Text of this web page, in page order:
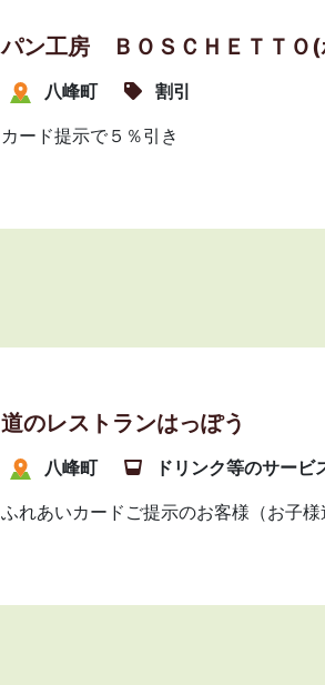
パン工房 ＢＯＳＣＨＥＴＴＯ(
八峰町
割引
カード提示で５％引き
道のレストランはっぽう
八峰町
ドリンク等のサービ
ふれあいカードご提示のお客様（お子